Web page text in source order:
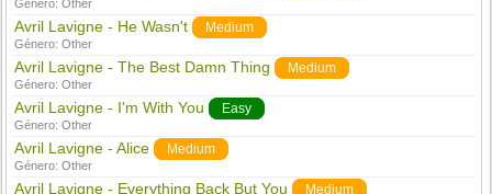
Género:Other
Avril Lavigne - He Wasn't Medium
Género:Other
Avril Lavigne - The Best Damn Thing Medium
Género:Other
Avril Lavigne - I'm With You Easy
Género:Other
Avril Lavigne - Alice Medium
Género:Other
Avril Lavigne - Everything Back But You Medium